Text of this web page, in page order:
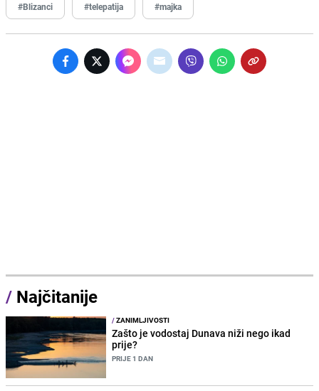
#Blizanci #telepatija #majka
/ Najčitanije
/ZANIMLJIVOSTI
Zašto je vodostaj Dunava niži nego ikad
prije?
PRIJE 1 DAN